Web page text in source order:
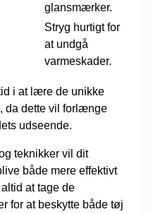
glansmærker.
Stryg hurtigt for
at undgå
varmeskader.
i at lære de unikke
da dette vil forlænge
udseende.
teknikker vil dit
både mere effektivt
at tage de
for at beskytte både tøj